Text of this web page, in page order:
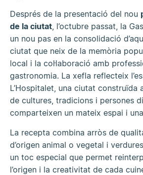
Després de la presentació del nou
de la ciutat, l’octubre passat, la
un nou pas en la consolidació
ciutat que neix de la memòria
local i la col·laboració amb
gastronomia. La xefla reflecteix
L’Hospitalet, una ciutat construïda
de cultures, tradicions i persones
comparteixen un mateix espai i
La recepta combina arròs de
d’origen animal o vegetal i
un toc especial que permet
l’origen i la creativitat de cada